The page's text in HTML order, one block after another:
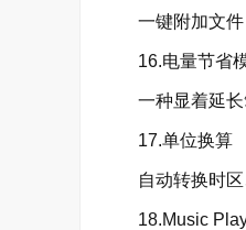
一键附加文件
16.电量节省
一种显着延长
17.单位换算
自动转换时区
18.Music